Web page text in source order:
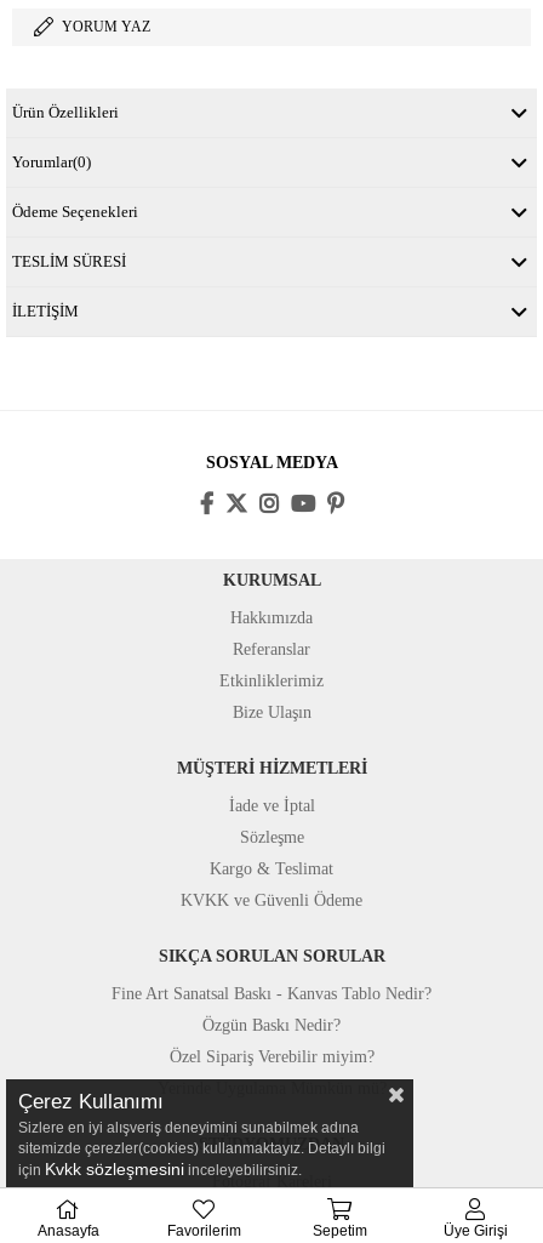
YORUM YAZ
Ürün Özellikleri
Yorumlar(0)
Ödeme Seçenekleri
TESLİM SÜRESİ
İLETİŞİM
SOSYAL MEDYA
KURUMSAL
Hakkımızda
Referanslar
Etkinliklerimiz
Bize Ulaşın
MÜŞTERİ HİZMETLERİ
İade ve İptal
Sözleşme
Kargo & Teslimat
KVKK ve Güvenli Ödeme
SIKÇA SORULAN SORULAR
Fine Art Sanatsal Baskı - Kanvas Tablo Nedir?
Özgün Baskı Nedir?
Özel Sipariş Verebilir miyim?
STÜDYOMUZDAN
Fotoğraf Kareleri
Basında Canvastar
Çerez Kullanımı
Sizlere en iyi alışveriş deneyimini sunabilmek adına
sitemizde çerezler(cookies) kullanmaktayız. Detaylı bilgi
için Kvkk sözleşmesini inceleyebilirsiniz.
Anasayfa Favorilerim Sepetim Üye Girişi